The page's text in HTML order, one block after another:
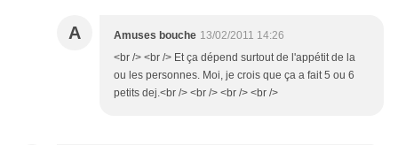
A Amuses bouche 13/02/2011 14:26
<br /> <br /> Et ça dépend surtout de l'appétit de la
ou les personnes. Moi, je crois que ça a fait 5 ou 6
petits dej.<br /> <br /> <br /> <br />